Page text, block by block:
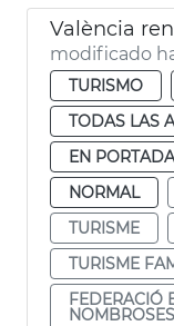
València
modificado
TURISMO
TODAS LAS
EN PORTADA
NORMAL
TURISME
TURISME
FEDERACIÓ
NOMBROSES